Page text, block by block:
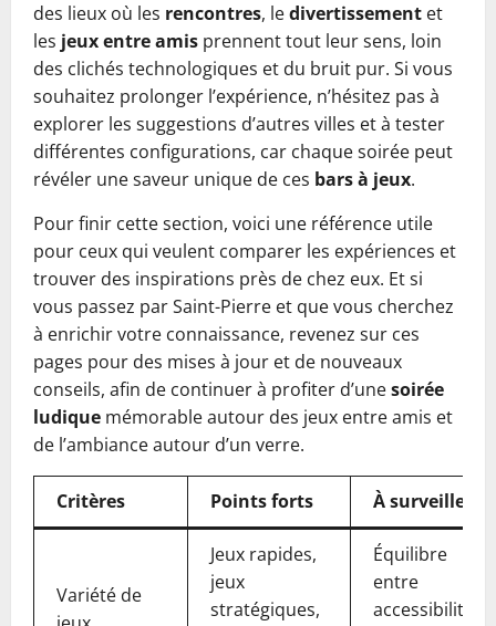
des lieux où les rencontres, ledivertissement et
les jeux entre amis prennent tout leur sens, loin
des clichés technologiques et du bruit pur. Si vous
souhaitez prolonger l’expérience, n’hésitez pas à
explorer les suggestions d’autres villes et à tester
différentes configurations, car chaque soirée peut
révéler une saveur unique de ces bars à jeux.
Pour finir cette section, voici une référence utile
pour ceux qui veulent comparer les expériences et
trouver des inspirations près de chez eux. Et si
vous passez par Saint-Pierre et que vous cherchez
à enrichir votre connaissance, revenez sur ces
pages pour des mises à jour et de nouveaux
conseils, afin de continuer à profiter d’unesoirée
ludique mémorable autour des jeux entre amis et
de l’ambiance autour d’un verre.
Critères Points forts À surveiller
Variété de
Jeux rapides,
jeux
stratégiques,
Équilibre
entre
accessibilité